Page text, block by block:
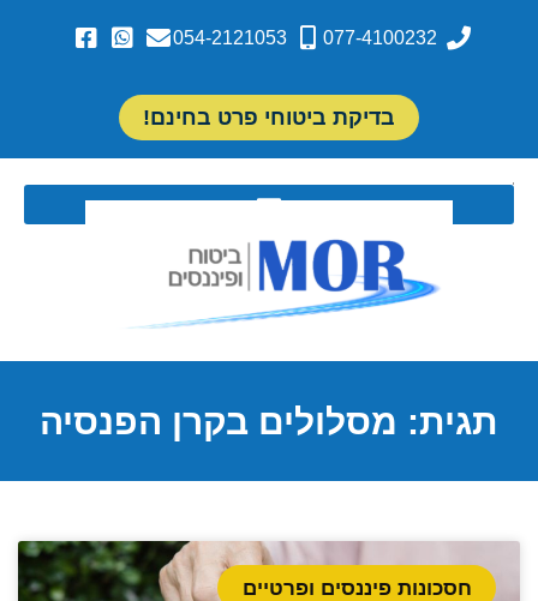
077-4100232
054-2121053
בדיקת ביטוחי פרט בחינם!
תגית: מסלולים בקרן הפנסיה
חסכונות פיננסים ופרטיים